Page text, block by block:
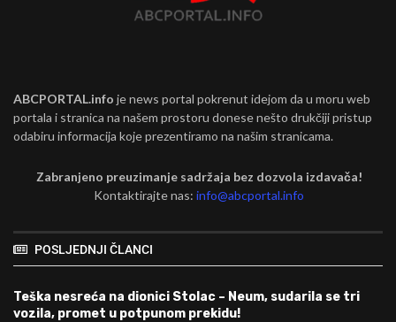
ABCPORTAL.info je news portal pokrenut idejom da u moru web
portala i stranica na našem prostoru donese nešto drukčiji pristup
odabiru informacija koje prezentiramo na našim stranicama.
Zabranjeno preuzimanje sadržaja bez dozvola izdavača!
Kontaktirajte nas:info@abcportal.info
POSLJEDNJI ČLANCI
Teška nesreća na dionici Stolac – Neum, sudarila se tri
vozila, promet u potpunom prekidu!